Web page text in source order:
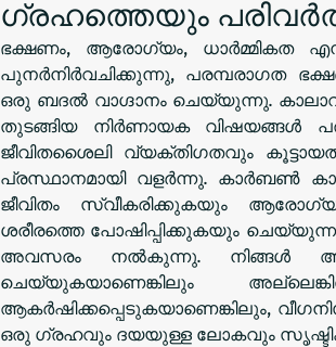
ഗ്രഹത്തെയും
ഭക്ഷണം, ആരോഗ്യം, ധാർമ്മികത
പുനർനിർവചിക്കുന്നു, പരമ്പരാഗത
ഒരു ബദൽ വാഗ്ദാനം ചെയ്യുന്നു.
തുടങ്ങിയ നിർണായക വിഷയങ്ങൾ
ജീവിതശൈലി വ്യക്തിഗതവും
പ്രസ്ഥാനമായി വളർന്നു. കാർബൺ
ജീവിതം സ്വീകരിക്കുകയും
ശരീരത്തെ പോഷിപ്പിക്കുകയും
അവസരം നൽകുന്നു. നിങ്ങൾ
ചെയ്യുകയാണെങ്കിലും
ആകർഷിക്കപ്പെടുകയാണെങ്കിലും,
ഒരു ഗ്രഹവും ദയയുള്ള ലോകവും